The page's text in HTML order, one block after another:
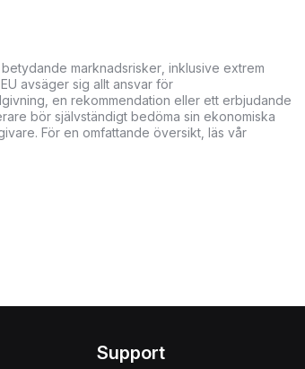
marknadsrisker, inklusive extrem
avsäger sig allt ansvar för
en rekommendation eller ett erbjudande
bör självständigt bedöma sin ekonomiska
För en omfattande översikt, läs vår
Support